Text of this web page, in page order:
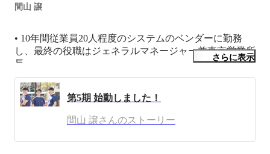
間山 譲
• 10年間従業員20人程度のシステムのベンダーに勤務
し、最終の役職はジェネラルマネージャー兼東京営業所
長
• その後フリーランスとなり、CtoCサービスなどの業務
委託と個人の知り合いのツテで請負を行う。
• 個人事業から事業を拡大する形で2018年に法人設立
• 現在は、社員7名とパートナー企業・フリーランスの
協力を得ながら会社経営しております。
さらに表示
第5期 始動しました！
間山 譲さんのストーリー